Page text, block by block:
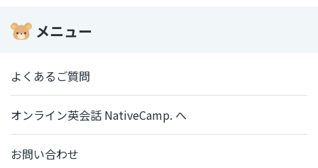
メニュー
よくあるご質問
オンライン英会話 NativeCamp. へ
お問い合わせ